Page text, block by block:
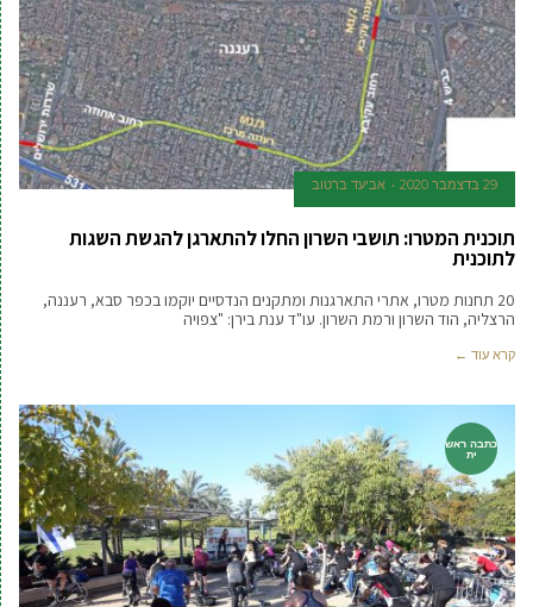
29 בדצמבר 2020 אביעד ברטוב
תוכנית המטרו: תושבי השרון החלו להתארגן להגשת השגות
לתוכנית
20 תחנות מטרו, אתרי התארגנות ומתקנים הנדסיים יוקמו בכפר סבא, רעננה,
הרצליה, הוד השרון ורמת השרון. עו"ד ענת בירן: "צפויה
קרא עוד ←
כתבה ראש
ית